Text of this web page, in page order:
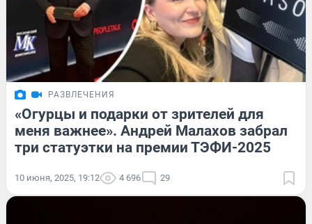
РАЗВЛЕЧЕНИЯ
«Огурцы и подарки от зрителей для
меня важнее». Андрей Малахов забрал
три статуэтки на премии ТЭФИ-2025
10 июня, 2025, 19:12 4 696 29